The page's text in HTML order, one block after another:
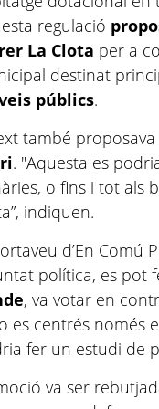
regulació
La Clota per a
destinat
públics.
també
. "Aquesta es
o fins i tot als
indiquen.
d’En Comú
política, es pot
, va votar en
es centrés només
fer un estudi de
va ser